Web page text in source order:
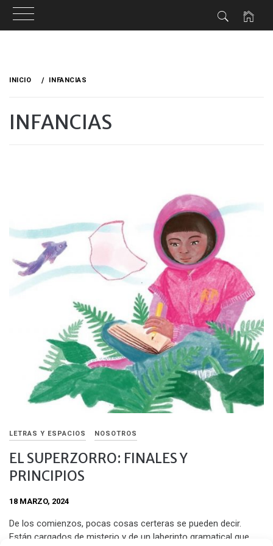
INICIO INFANCIAS
INFANCIAS
LETRAS Y ESPACIOS NOSOTROS
EL SUPERZORRO: FINALES Y
PRINCIPIOS
18 MARZO, 2024
De los comienzos, pocas cosas certeras se pueden decir.
Están cargados de misterio y de un laberinto gramatical que